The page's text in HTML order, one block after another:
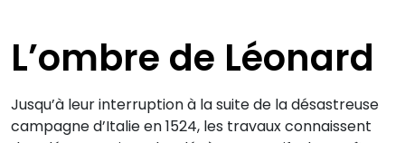
L’ombre de Léonard
Jusqu’à leur interruption à la suite de la désastreuse
campagne d’Italie en 1524, les travaux connaissent